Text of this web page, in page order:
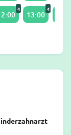
4
13:00
4